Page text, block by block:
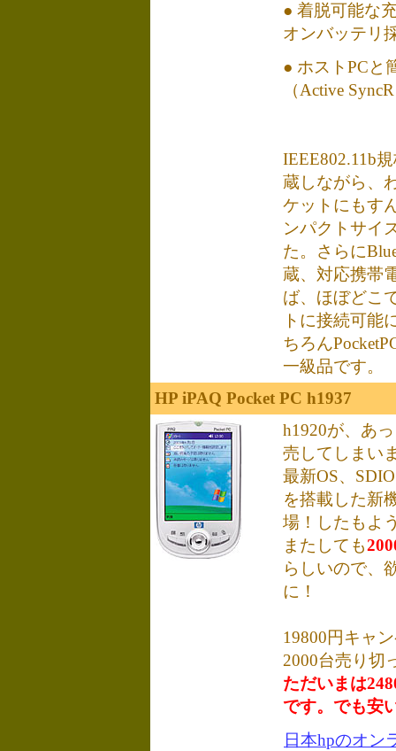
● 着脱可能な
オンバッテリ
● ホストPCと
（Active
IEEE802.11b
蔵しながら、
ケットにもす
ンパクトサイ
た。さらに
蔵、対応携帯
ば、ほぼどこ
トに接続可能
ちろん
一級品です。
HP iPAQ Pocket PC h1937
h1920が、あ
売してしまい
最新OS、
を搭載した新
場！したもよ
またしても
らしいので、
に！
19800円キャ
2000台売り切
ただいまは
です。でも安
日本hpのオン